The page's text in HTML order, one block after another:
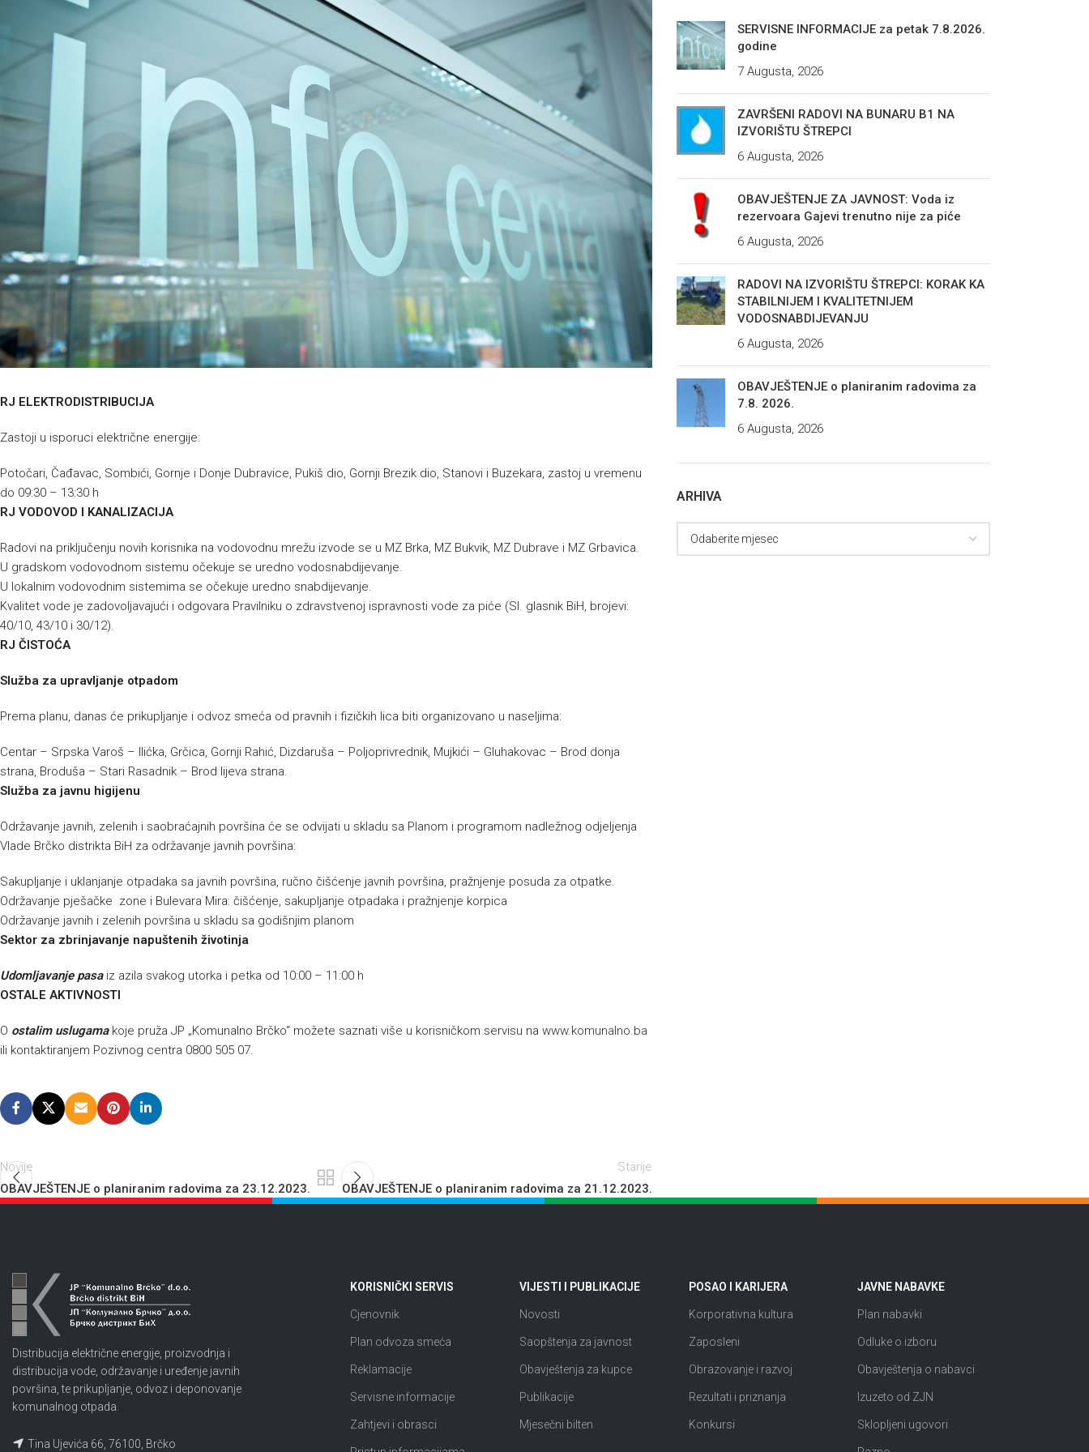
RJ ELEKTRODISTRIBUCIJA
Zastoji u isporuci električne energije:
Potočari, Čađavac, Sombići, Gornje i Donje Dubravice, Pukiš dio, Gornji Brezik dio, Stanovi i Buzekara, zastoj u vremenu
do 09:30 – 13:30 h
RJ VODOVOD I KANALIZACIJA
Radovi na priključenju novih korisnika na vodovodnu mrežu izvode se u MZ Brka, MZ Bukvik, MZ Dubrave i MZ Grbavica.
U gradskom vodovodnom sistemu očekuje se uredno vodosnabdijevanje.
U lokalnim vodovodnim sistemima se očekuje uredno snabdijevanje.
Kvalitet vode je zadovoljavajući i odgovara Pravilniku o zdravstvenoj ispravnosti vode za piće (Sl. glasnik BiH, brojevi:
40/10, 43/10 i 30/12).
RJ ČISTOĆA
Služba za upravljanje otpadom
Prema planu, danas će prikupljanje i odvoz smeća od pravnih i fizičkih lica biti organizovano u naseljima:
Centar – Srpska Varoš – Ilićka, Grčica, Gornji Rahić, Dizdaruša – Poljoprivrednik, Mujkići – Gluhakovac – Brod donja
strana, Broduša – Stari Rasadnik – Brod lijeva strana.
Služba za javnu higijenu
Održavanje javnih, zelenih i saobraćajnih površina će se odvijati u skladu sa Planom i programom nadležnog odjeljenja
Vlade Brčko distrikta BiH za održavanje javnih površina:
Sakupljanje i uklanjanje otpadaka sa javnih površina, ručno čišćenje javnih površina, pražnjenje posuda za otpatke.
Održavanje pješačke zone i Bulevara Mira: čišćenje, sakupljanje otpadaka i pražnjenje korpica
Održavanje javnih i zelenih površina u skladu sa godišnjim planom
Sektor za zbrinjavanje napuštenih životinja
Udomljavanje pasaiz azila svakog utorka i petka od 10:00 – 11:00 h
OSTALE AKTIVNOSTI
O ostalim uslugamakoje pruža JP „Komunalno Brčko“ možete saznati više u korisničkom servisu na www.komunalno.ba
ili kontaktiranjem Pozivnog centra 0800 505 07.
Novije
OBAVJEŠTENJE o planiranim radovima za 23.12.2023.
Starije
OBAVJEŠTENJE o planiranim radovima za 21.12.2023.
SERVISNE INFORMACIJE za petak 7.8.2026.
godine
7 Augusta, 2026
ZAVRŠENI RADOVI NA BUNARU B1 NA
IZVORIŠTU ŠTREPCI
6 Augusta, 2026
OBAVJEŠTENJE ZA JAVNOST: Voda iz
rezervoara Gajevi trenutno nije za piće
6 Augusta, 2026
RADOVI NA IZVORIŠTU ŠTREPCI: KORAK KA
STABILNIJEM I KVALITETNIJEM
VODOSNABDIJEVANJU
6 Augusta, 2026
OBAVJEŠTENJE o planiranim radovima za
7.8. 2026.
6 Augusta, 2026
ARHIVA
Distribucija električne energije, proizvodnja i
distribucija vode, održavanje i uređenje javnih
površina, te prikupljanje, odvoz i deponovanje
komunalnog otpada.
Tina Ujevića 66, 76100, Brčko
KORISNIČKI SERVIS
Cjenovnik
Plan odvoza smeća
Reklamacije
Servisne informacije
Zahtjevi i obrasci
VIJESTI I PUBLIKACIJE
Novosti
Saopštenja za javnost
Obavještenja za kupce
Publikacije
Mjesečni bilten
POSAO I KARIJERA
Korporativna kultura
Zaposleni
Obrazovanje i razvoj
Rezultati i priznanja
Konkursi
JAVNE NABAVKE
Plan nabavki
Odluke o izboru
Obavještenja o nabavci
Izuzeto od ZJN
Sklopljeni ugovori